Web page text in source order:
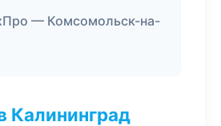
— Комсомольск-на-
Калининград